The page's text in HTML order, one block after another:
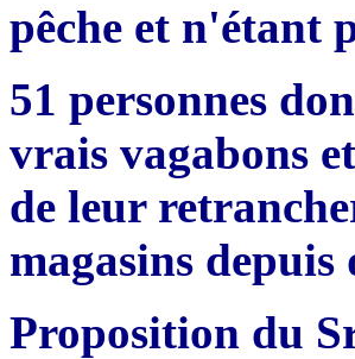
pêche et n'étant
51 personnes
vrais vagabons
de leur
magasins depuis
Proposition du